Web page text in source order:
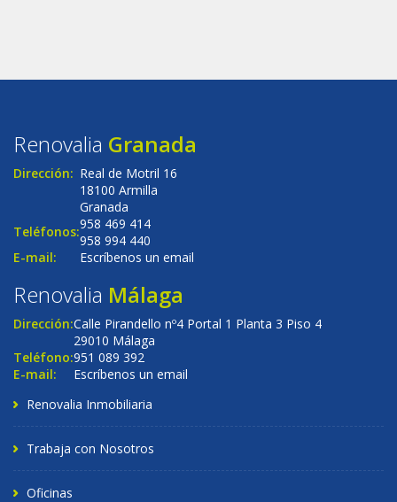
Renovalia Granada
Dirección: Real de Motril 16
18100 Armilla
Granada
Teléfonos:958 469 414
958 994 440
E-mail:
Escríbenos un email
Renovalia Málaga
Dirección:Calle Pirandello nº4 Portal 1 Planta 3 Piso 4
29010 Málaga
Teléfono:951 089 392
E-mail:
Escríbenos un email
Renovalia Inmobiliaria
Trabaja con Nosotros
Oficinas